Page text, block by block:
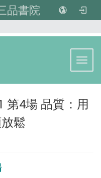
品書院
第4場 品質：用
鬆